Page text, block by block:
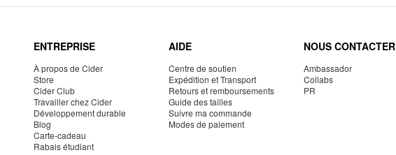
ENTREPRISE
À propos de Cider
Store
Cider Club
Travailler chez Cider
Développement durable
Blog
Carte-cadeau
Rabais étudiant
AIDE
Centre de soutien
Expédition et Transport
Retours et remboursements
Guide des tailles
Suivre ma commande
Modes de paiement
NOUS CONTACTER
Ambassador
Collabs
PR